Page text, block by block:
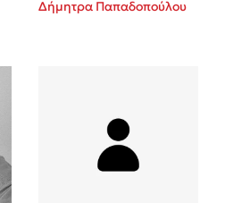
Fitzek
Δήμητρα Παπαδοπούλου